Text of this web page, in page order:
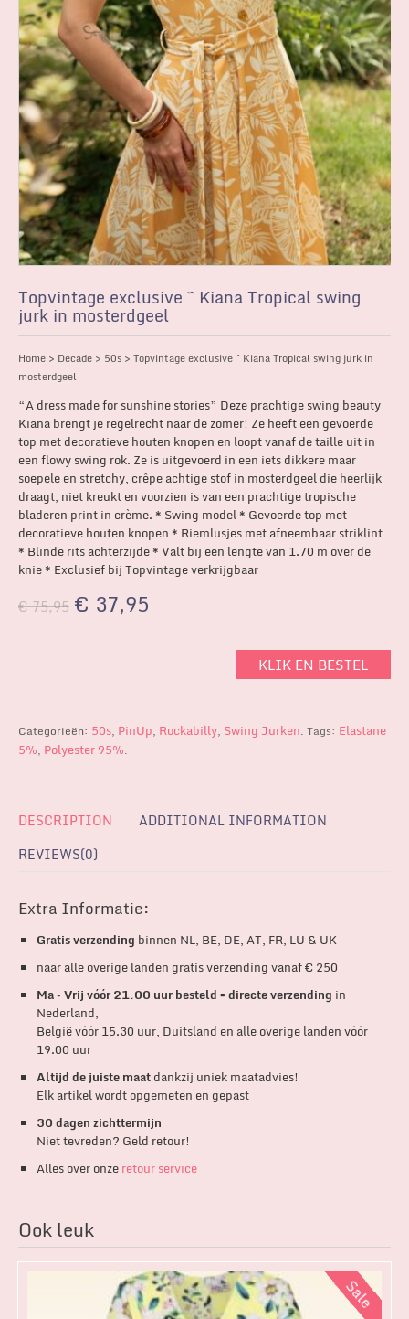
Topvintage exclusive ~ Kiana Tropical swing
jurk in mosterdgeel
Home > Decade > 50s > Topvintage exclusive ~ Kiana Tropical swing jurk in
mosterdgeel
“A dress made for sunshine stories” Deze prachtige swing beauty
Kiana brengt je regelrecht naar de zomer! Ze heeft een gevoerde
top met decoratieve houten knopen en loopt vanaf de taille uit in
een flowy swing rok. Ze is uitgevoerd in een iets dikkere maar
soepele en stretchy, crêpe achtige stof in mosterdgeel die heerlijk
draagt, niet kreukt en voorzien is van een prachtige tropische
bladeren print in crème. * Swing model * Gevoerde top met
decoratieve houten knopen * Riemlusjes met afneembaar striklint
* Blinde rits achterzijde * Valt bij een lengte van 1.70 m over de
knie * Exclusief bij Topvintage verkrijgbaar
€75,95 € 37,95
KLIK EN BESTEL
Categorieën: 50s, PinUp, Rockabilly, Swing Jurken. Tags: Elastane
5%, Polyester 95%.
DESCRIPTION
ADDITIONAL INFORMATION
REVIEWS(0)
Extra Informatie:
Gratis verzending binnen NL, BE, DE, AT, FR, LU & UK
naar alle overige landen gratis verzending vanaf € 250
Ma – Vrij vóór 21.00 uur besteld = directe verzending in
Nederland,
België vóór 15.30 uur, Duitsland en alle overige landen vóór
19.00 uur
Altijd de juiste maatdankzij uniek maatadvies!
Elk artikel wordt opgemeten en gepast
30 dagen zichttermijn
Niet tevreden? Geld retour!
Alles over onzeretour service
Ook leuk